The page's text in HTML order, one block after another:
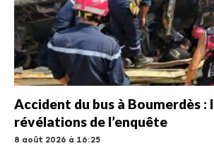
Accident du bus à Boumerdès :
révélations de l’enquête
8 août 2026 à 16:25